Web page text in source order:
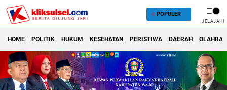
POPULER
JELAJAHI
HOME POLITIK HUKUM KESEHATAN PERISTIWA DAERAH